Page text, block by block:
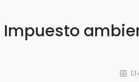
Impuesto
13